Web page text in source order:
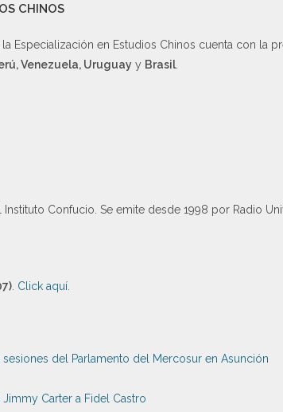
CHINOS
la Especialización en Estudios Chinos cuenta con la
Venezuela, Uruguay y Brasil.
Confucio. Se emite desde 1998 por Radio
. Click aquí.
del Parlamento del Mercosur en Asunción
Carter a Fidel Castro